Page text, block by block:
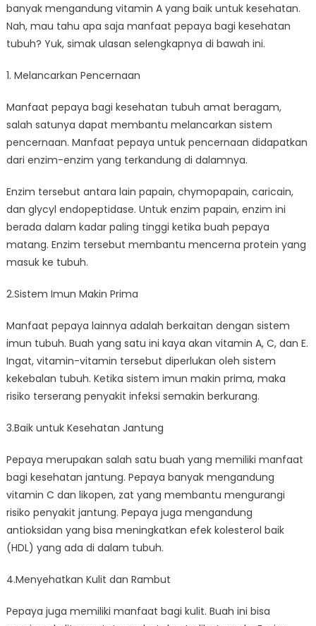
banyak mengandung vitamin A yang baik untuk kesehatan.
Nah, mau tahu apa saja manfaat pepaya bagi kesehatan
tubuh? Yuk, simak ulasan selengkapnya di bawah ini.
1. Melancarkan Pencernaan
Manfaat pepaya bagi kesehatan tubuh amat beragam,
salah satunya dapat membantu melancarkan sistem
pencernaan. Manfaat pepaya untuk pencernaan didapatkan
dari enzim-enzim yang terkandung di dalamnya.
Enzim tersebut antara lain papain, chymopapain, caricain,
dan glycyl endopeptidase. Untuk enzim papain, enzim ini
berada dalam kadar paling tinggi ketika buah pepaya
matang. Enzim tersebut membantu mencerna protein yang
masuk ke tubuh.
2.Sistem Imun Makin Prima
Manfaat pepaya lainnya adalah berkaitan dengan sistem
imun tubuh. Buah yang satu ini kaya akan vitamin A, C, dan E.
Ingat, vitamin-vitamin tersebut diperlukan oleh sistem
kekebalan tubuh. Ketika sistem imun makin prima, maka
risiko terserang penyakit infeksi semakin berkurang.
3.Baik untuk Kesehatan Jantung
Pepaya merupakan salah satu buah yang memiliki manfaat
bagi kesehatan jantung. Pepaya banyak mengandung
vitamin C dan likopen, zat yang membantu mengurangi
risiko penyakit jantung. Pepaya juga mengandung
antioksidan yang bisa meningkatkan efek kolesterol baik
(HDL) yang ada di dalam tubuh.
4.Menyehatkan Kulit dan Rambut
Pepaya juga memiliki manfaat bagi kulit. Buah ini bisa